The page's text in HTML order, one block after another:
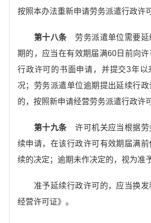
按照本办法重新申请劳务派遣行政许可
第十八条劳务派遣单位需要延
期的，应当在有效期届满60日前向
行政许可的书面申请，并提交3年以
况；劳务派遣单位逾期提出延续行
的，按照新申请经营劳务派遣行政许
第十九条许可机关应当根据劳
续申请，在该行政许可有效期届满
续的决定；逾期未作决定的，视为准
准予延续行政许可的，应当换发
经营许可证》。